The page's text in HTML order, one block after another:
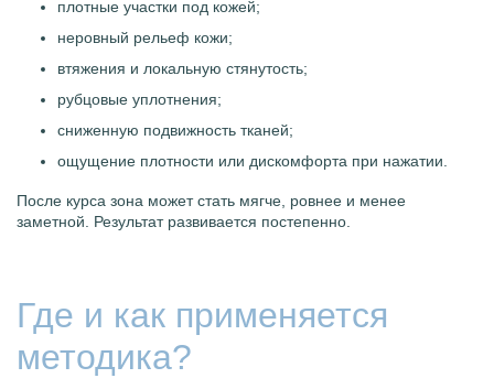
плотные участки под кожей;
неровный рельеф кожи;
втяжения и локальную стянутость;
рубцовые уплотнения;
сниженную подвижность тканей;
ощущение плотности или дискомфорта при нажатии.
После курса зона может стать мягче, ровнее и менее
заметной. Результат развивается постепенно.
Где и как применяется
методика?